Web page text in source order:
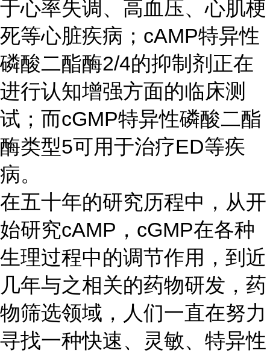
于心率失调、高血压、心肌梗
死等心脏疾病；cAMP特异性
磷酸二酯酶2/4的抑制剂正在
进行认知增强方面的临床测
试；而cGMP特异性磷酸二酯
酶类型5可用于治疗ED等疾
病。
在五十年的研究历程中，从开
始研究cAMP，cGMP在各种
生理过程中的调节作用，到近
几年与之相关的药物研发，药
物筛选领域，人们一直在努力
寻找一种快速、灵敏、特异性